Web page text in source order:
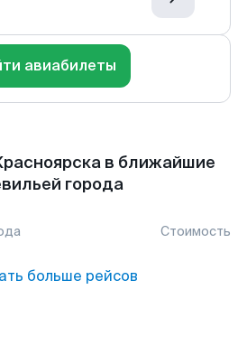
авиабилеты
в ближайшие
города
Стоимость
больше рейсов